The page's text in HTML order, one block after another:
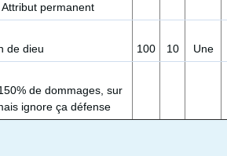
Attribut permanent
de dieu 100 10 Une
de dommages, sur
ignore ça défense